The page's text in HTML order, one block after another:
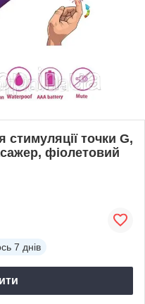
стимуляції точки G,
фіолетовий
7 днів